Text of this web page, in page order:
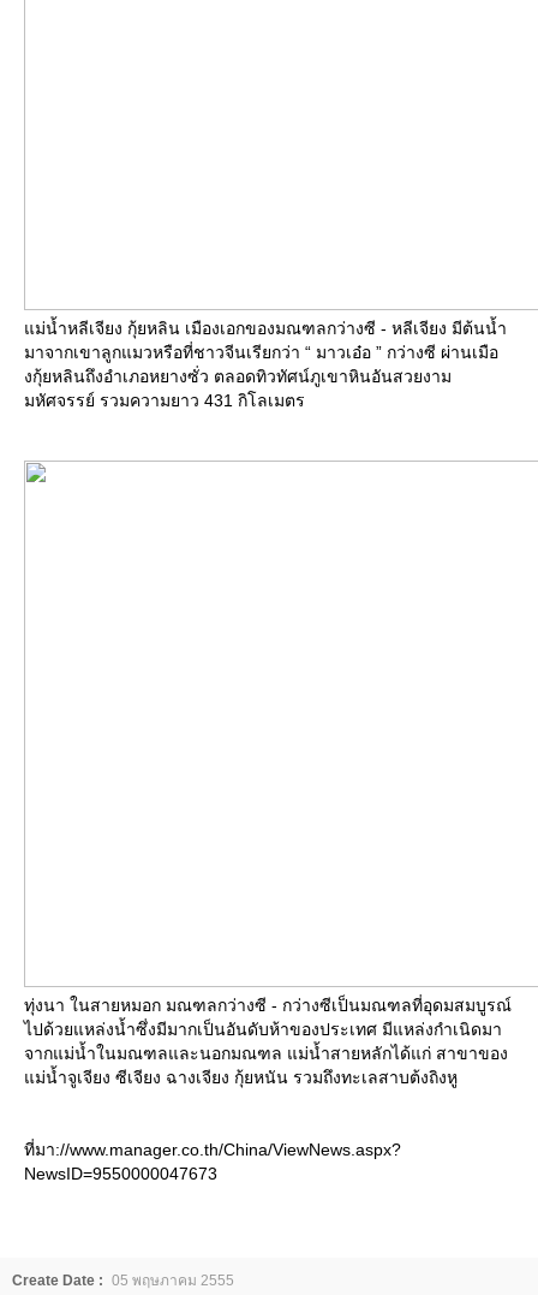
ม่น้ำหลีเจียง กุ้ยหลิน เมืองเอกของมณฑลกว่างซี - หลีเจียง มีต้นน้ำ
มาจากเขาลูกแมวหรือที่ชาวจีนเรียกว่า “ มาวเอ๋อ ” กว่างซี ผ่านเมือ
งกุ้ยหลินถึงอำเภอหยางซั่ว ตลอดทิวทัศน์ภูเขาหินอันสวยงาม
มหัศจรรย์ รวมความยาว 431 กิโลเมตร
ทุ่งนา ในสายหมอก มณฑลกว่างซี - กว่างซีเป็นมณฑลที่อุดมสมบูรณ์
ไปด้วยแหล่งน้ำซึ่งมีมากเป็นอันดับห้าของประเทศ มีแหล่งกำเนิดมา
จากแม่น้ำในมณฑลและนอกมณฑล แม่น้ำสายหลักได้แก่ สาขาของ
ม่น้ำจูเจียง ซีเจียง ฉางเจียง กุ้ยหนัน รวมถึงทะเลสาบต้งถิงหู
ที่มา://www.manager.co.th/China/ViewNews.aspx?
NewsID=9550000047673
Create Date : 05 พฤษภาคม 2555